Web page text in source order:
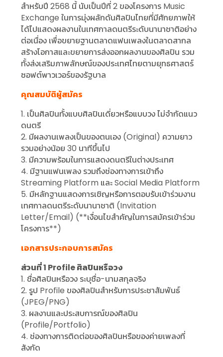
สำหรับปี 2568 นี้ นับเป็นปีที่ 2 ของโครงการ Music
Exchange ในการมุ่งผลักดันศิลปินไทยที่มีศักยภาพให้
ได้ไปแสดงผลงานในเทศกาลดนตรีระดับนานาชาติอย่าง
ต่อเนื่อง เพื่อขยายฐานตลาดแฟนเพลงในตลาดสากล
สร้างโอกาสและขยายการส่งออกผลงานของศิลปิน รวม
ทั้งส่งเสริมภาพลักษณ์ของประเทศไทยตามยุทธศาสตร์
ซอฟต์พาวเวอร์ของรัฐบาล
คุณสมบัติผู้สมัคร
1. เป็นศิลปินทั้งแบบศิลปินเดี่ยวหรือแบบวง ไม่จำกัดแนว
ดนตรี
2. มีผลงานเพลงเป็นของตนเอง (Original) ความยาว
รวมอย่างน้อย 30 นาทีขึ้นไป
3. มีความพร้อมในการแสดงดนตรีในต่างประเทศ
4. มีฐานแฟนเพลง รวมถึงช่องทางการเข้าถึง
Streaming Platform และ Social Media Platform
5. มีหลักฐานแสดงการเชิญหรือการตอบรับเข้าร่วมงาน
เทศกาลดนตรีระดับนานาชาติ (Invitation
Letter/Email) (**เงื่อนไขสำคัญในการสมัครเข้าร่วม
โครงการ**)
เอกสารประกอบการสมัคร
ส่วนที่ 1 Profile ศิลปินหรือวง
1. ชื่อศิลปินหรือวง ระบุชื่อ-นามสกุลจริง
2. รูป Profile ของศิลปินสำหรับการประชาสัมพันธ์
(JPEG/PNG)
3. ผลงานและประสบการณ์ของศิลปิน
(Profile/Portfolio)
4. ช่องทางการติดต่อของศิลปินหรือของค่ายเพลงที่
สังกัด